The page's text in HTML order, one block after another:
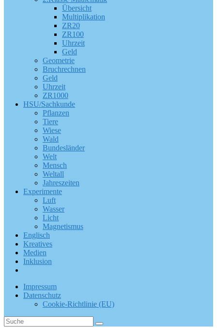
Übersicht
Multiplikation
ZR20
ZR100
Uhrzeit
Geld
Geometrie
Bruchrechnen
Geld
Uhrzeit
ZR1000
HSU/Sachkunde
Pflanzen
Tiere
Wiese
Wald
Bundesländer
Welt
Mensch
Weltall
Jahreszeiten
Experimente
Luft
Wasser
Licht
Magnetismus
Englisch
Kreatives
Medien
Inklusion
Impressum
Datenschutz
Cookie-Richtlinie (EU)